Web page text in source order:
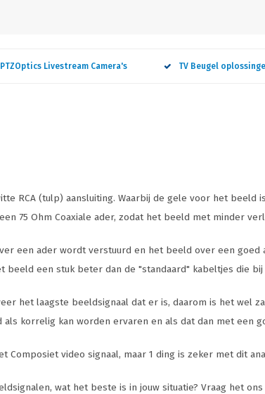
PTZOptics Livestream Camera's TV Beugel
RCA (tulp) aansluiting. Waarbij de gele voor het
75 Ohm Coaxiale ader, zodat het beeld met minder
een ader wordt verstuurd en het beeld over een
een stuk beter dan de "standaard" kabeltjes die
het laagste beeldsignaal dat er is, daarom is het wel
korrelig kan worden ervaren en als dat dan met een
Composiet video signaal, maar 1 ding is zeker met dit
wat het beste is in jouw situatie? Vraag het